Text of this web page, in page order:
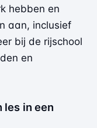
hebben en
aan, inclusief
bij de rijschool
en
les in een